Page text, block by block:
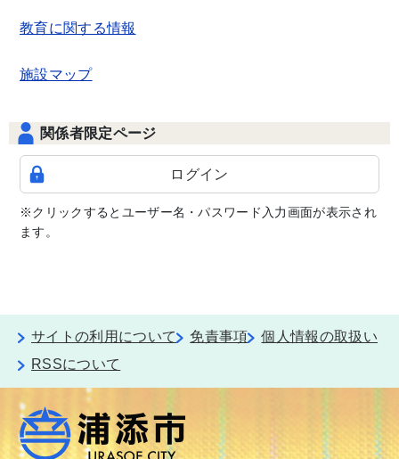
教育に関する情報
施設マップ
関係者限定ページ
ログイン
※クリックするとユーザー名・パスワード入力画面が表示され
ます。
サイトの利用について 免責事項
個人情報の取扱い
RSSについて